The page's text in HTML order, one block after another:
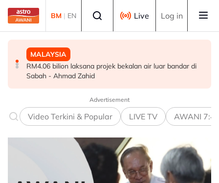
Skip to main content
BM | EN Live Log in
MALAYSIA
RM4.06 bilion laksana projek bekalan air luar bandar di
Sabah - Ahmad Zahid
MALAYSIA
Perak teliti bantuan kepada lebih 1,200 pesawah
terjejas cuaca panas, bekalan air
MALAYSIA
Polis siasat pemilik, motif bagasi disyaki mengandungi
bahan letupan
Advertisement
Video Terkini & Popular LIVE TV AWANI